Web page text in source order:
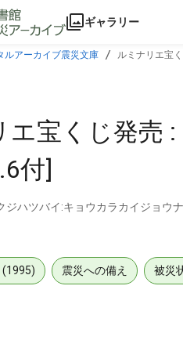
ギャラリー
ルアーカイブ震災文庫 ルミナリエ宝
エ宝くじ発売
付]
ジハツバイ:キョウカラカイジョウ
(1995) 震災への備え 被災